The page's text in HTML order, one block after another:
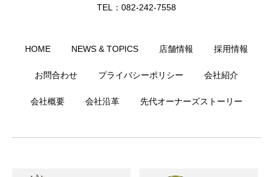
TEL：082-242-7558
HOME NEWS & TOPICS 店舗情報 採用情報
お問合わせ プライバシーポリシー 会社紹介
会社概要 会社沿革 先代オーナーズストーリー